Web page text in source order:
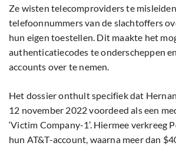
Ze wisten telecomproviders te
telefoonnummers van de slachtoffers
hun eigen toestellen. Dit maakte het
authenticatiecodes te onderscheppen
accounts over te nemen.
Het dossier onthult specifiek dat
12 november 2022 voordeed als een
‘Victim Company-1’. Hiermee verkreeg
hun AT&T-account, waarna meer dan